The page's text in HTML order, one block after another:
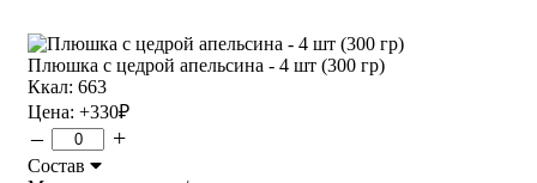
Плюшка с цедрой апельсина - 4 шт (300 гр)
Ккал: 663
Цена: +330₽
– +
Состав